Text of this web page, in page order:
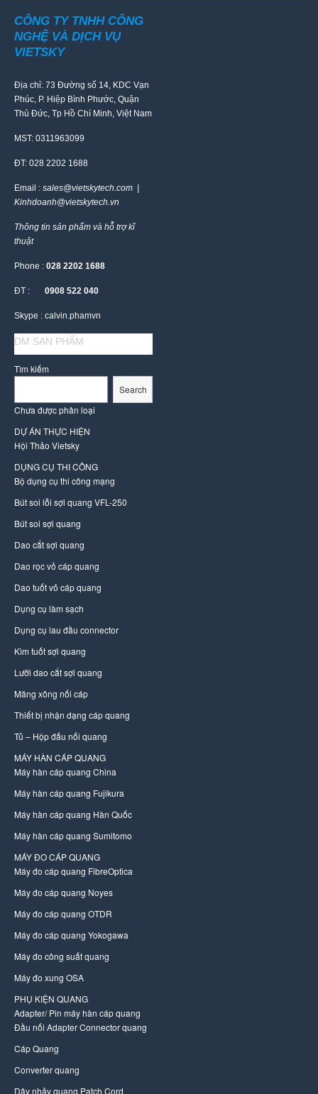
CÔNG TY TNHH CÔNG
NGHỆ VÀ DỊCH VỤ
VIETSKY
Địa chỉ: 73 Đường số 14, KDC Vạn
Phúc, P. Hiệp Bình Phước, Quận
Thủ Đức, Tp Hồ Chí Minh, Việt Nam
MST: 0311963099
ĐT: 028 2202 1688
Email : sales@vietskytech.com |
Kinhdoanh@vietskytech.vn
Thông tin sản phẩm và hỗ trợ kĩ
thuật
Phone : 028 2202 1688
ĐT : 0908 522 040
Skype : calvin.phamvn
DM SAN PHẨM
Tìm kiếm
Search
Chưa được phân loại
DỰ ÁN THỰC HIỆN
Hội Thảo Vietsky
DỤNG CỤ THI CÔNG
Bộ dụng cụ thi công mạng
Bút soi lỗi sợi quang VFL-250
Bút soi sợi quang
Dao cắt sợi quang
Dao rọc vỏ cáp quang
Dao tuốt vỏ cáp quang
Dụng cụ làm sạch
Dụng cụ lau đầu connector
Kìm tuốt sợi quang
Lưỡi dao cắt sợi quang
Măng xông nối cáp
Thiết bị nhận dạng cáp quang
Tủ – Hộp đấu nối quang
MÁY HÀN CÁP QUANG
Máy hàn cáp quang China
Máy hàn cáp quang Fujikura
Máy hàn cáp quang Hàn Quốc
Máy hàn cáp quang Sumitomo
MÁY ĐO CÁP QUANG
Máy đo cáp quang FibreOptica
Máy đo cáp quang Noyes
Máy đo cáp quang OTDR
Máy đo cáp quang Yokogawa
Máy đo công suất quang
Máy đo xung OSA
PHỤ KIỆN QUANG
Adapter/ Pin máy hàn cáp quang
Đầu nối Adapter Connector quang
Cáp Quang
Converter quang
Dây nhảy quang Patch Cord